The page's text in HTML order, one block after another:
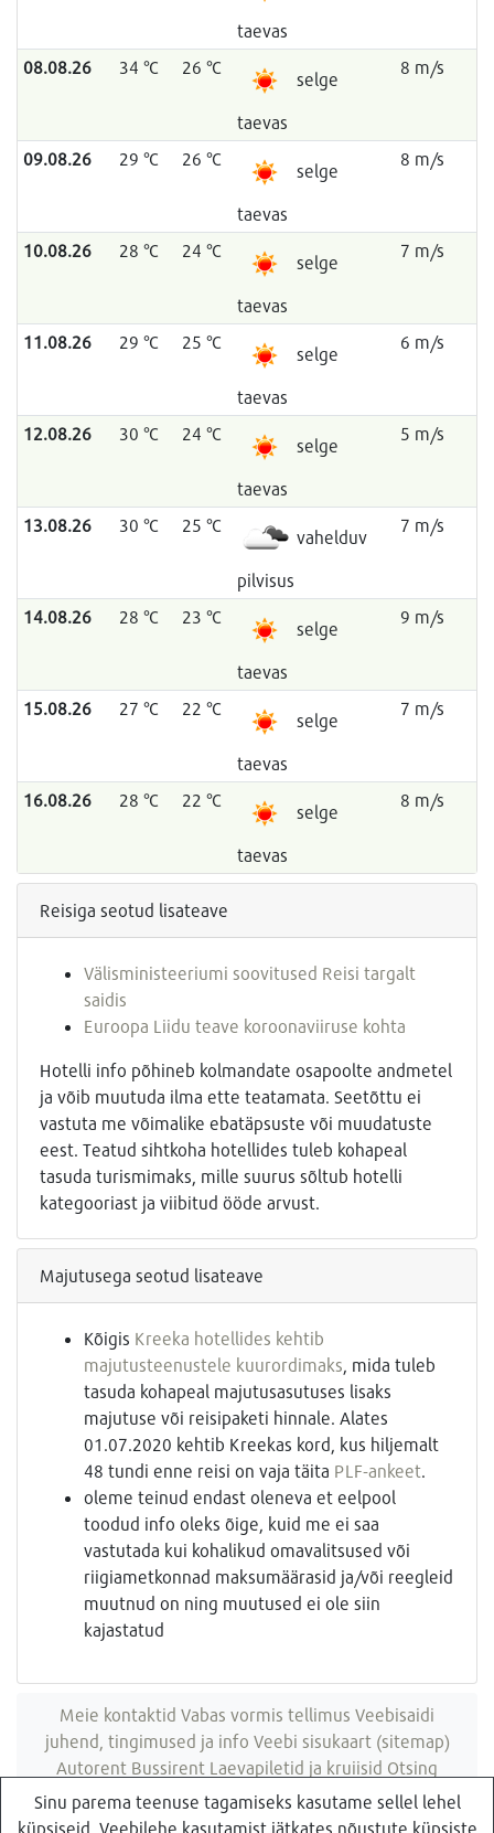
taevas
08.08.26 34 °C 26 °C
selge
taevas
8 m/s
09.08.26 29 °C 26 °C
selge
taevas
8 m/s
10.08.26 28 °C 24 °C
selge
taevas
7 m/s
11.08.26 29 °C 25 °C
selge
taevas
6 m/s
12.08.26 30 °C 24 °C
selge
taevas
5 m/s
13.08.26 30 °C 25 °C
vahelduv
pilvisus
7 m/s
14.08.26 28 °C 23 °C
selge
taevas
9 m/s
15.08.26 27 °C 22 °C
selge
taevas
7 m/s
16.08.26 28 °C 22 °C
selge
taevas
8 m/s
Reisiga seotud lisateave
Välisministeeriumi soovitused Reisi targalt
saidis
Euroopa Liidu teave koroonaviiruse kohta
Hotelli info põhineb kolmandate osapoolte andmetel
ja võib muutuda ilma ette teatamata. Seetõttu ei
vastuta me võimalike ebatäpsuste või muudatuste
eest. Teatud sihtkoha hotellides tuleb kohapeal
tasuda turismimaks, mille suurus sõltub hotelli
kategooriast ja viibitud ööde arvust.
Majutusega seotud lisateave
Kõigis Kreeka hotellides kehtib
majutusteenustele kuurordimaks, mida tuleb
tasuda kohapeal majutusasutuses lisaks
majutuse või reisipaketi hinnale. Alates
01.07.2020 kehtib Kreekas kord, kus hiljemalt
48 tundi enne reisi on vaja täita PLF-ankeet.
oleme teinud endast oleneva et eelpool
toodud info oleks õige, kuid me ei saa
vastutada kui kohalikud omavalitsused või
riigiametkonnad maksumäärasid ja/või reegleid
muutnud on ning muutused ei ole siin
kajastatud
Küsi pakkumist
Meie kontaktid Vabas vormis tellimus Veebisaidi
juhend, tingimused ja info Veebi sisukaart (sitemap)
Autorent Bussirent Laevapiletid ja kruiisid Otsing
veebisaidist
Sinu parema teenuse tagamiseks kasutame sellel lehel
küpsiseid. Veebilehe kasutamist jätkates nõustute küpsiste